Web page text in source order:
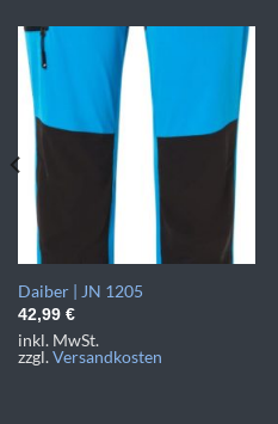
Daiber | JN 1205
42,99 €
inkl. MwSt.
zzgl.Versandkosten